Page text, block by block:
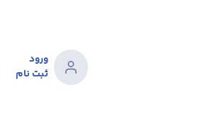
ورود
ثبت نام